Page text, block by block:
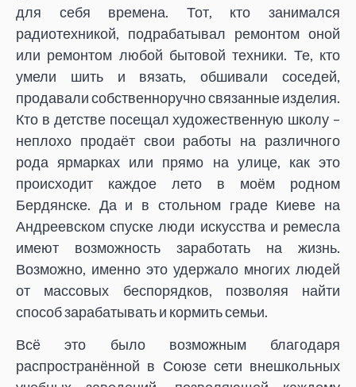
для себя времена. Тот, кто занимался
радиотехникой, подрабатывал ремонтом оной
или ремонтом любой бытовой техники. Те, кто
умели шить и вязать, обшивали соседей,
продавали собственноручно связанные изделия.
Кто в детстве посещал художественную школу –
неплохо продаёт свои работы на различного
рода ярмарках или прямо на улице, как это
происходит каждое лето в моём родном
Бердянске. Да и в стольном граде Киеве на
Андреевском спуске люди искусства и ремесла
имеют возможность заработать на жизнь.
Возможно, именно это удержало многих людей
от массовых беспорядков, позволяя найти
способ зарабатывать и кормить семьи.
Всё это было возможным благодаря
распространённой в Союзе сети внешкольных